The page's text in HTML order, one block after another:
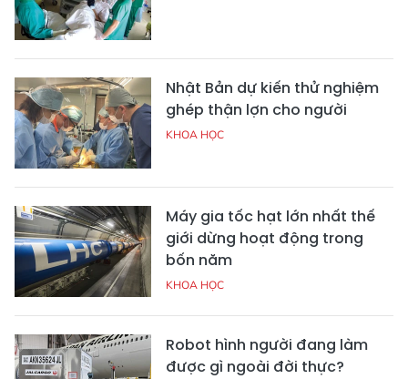
Nhật Bản dự kiến thử nghiệm
ghép thận lợn cho người
KHOA HỌC
Máy gia tốc hạt lớn nhất thế
giới dừng hoạt động trong
bốn năm
KHOA HỌC
Robot hình người đang làm
được gì ngoài đời thực?